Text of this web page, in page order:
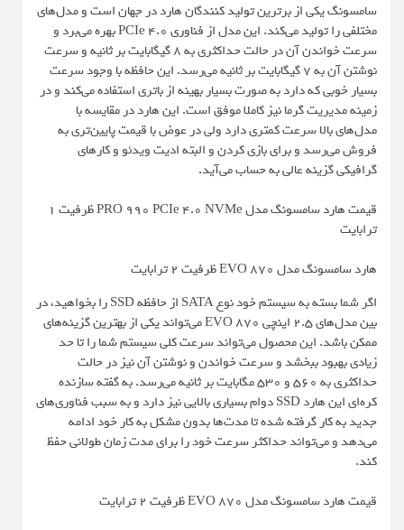
سامسونگ یکی از برترین تولید کنندگان هارد در جهان است و مدل‌های
مختلفی را تولید می‌کند. این مدل از فناوری PCIe 4.0 بهره می‌برد و
سرعت خواندن آن در حالت حداکثری به 8 گیگابایت بر ثانیه و سرعت
نوشتن آن به 7 گیگابایت بر ثانیه می‌رسد. این حافظه با وجود سرعت
بسیار خوبی که دارد به صورت بسیار بهینه از باتری استفاده می‌کند و در
زمینه مدیریت گرما نیز کاملا موفق است. این هارد در مقایسه با
مدل‌های بالا سرعت کمتری دارد ولی در عوض با قیمت پایین‌تری به
فروش می‌رسد و برای بازی کردن و البته ادیت ویدئو و کارهای
گرافیکی گزینه عالی به حساب می‌آید.
قیمت هارد سامسونگ مدل PRO 990 PCIe 4.0 NVMe ظرفیت 1
ترابایت
هارد سامسونگ مدل EVO 870 ظرفیت 2 ترابایت
اگر شما بسته به سیستم خود نوع SATA از حافظه SSD را بخواهید، در
بین مدل‌های 2.5 اینچی EVO 870 می‌تواند یکی از بهترین گزینه‌های
ممکن باشد. این محصول می‌تواند سرعت کلی سیستم شما را تا حد
زیادی بهبود ببخشد و سرعت خواندن و نوشتن آن نیز در حالت
حداکثری به 560 و 530 مگابایت بر ثانیه می‌رسد. به گفته سازنده
کره‌ای این هارد SSD دوام بسیاری بالایی نیز دارد و به سبب فناوری‌های
جدید به کار گرفته شده تا مدت‌ها بدون مشکل به کار خود ادامه
می‌دهد و می‌تواند حداکثر سرعت خود را برای مدت زمان طولانی حفظ
کند.
قیمت هارد سامسونگ مدل EVO 870 ظرفیت 2 ترابایت